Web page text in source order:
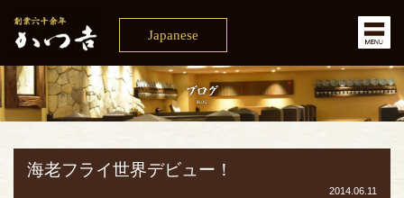
Japanese
海老フライ世界デビュー！
2014.06.11